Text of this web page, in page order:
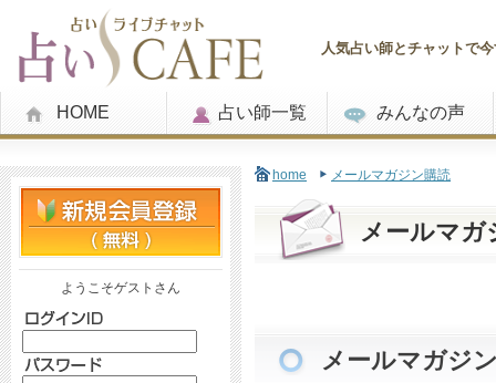
人気占い師とチャットで
HOME 占い師一覧 みんなの声
ようこそゲストさん
home メールマガジン購読
メールマガ
メールマガジ